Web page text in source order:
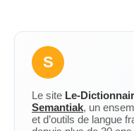
S
Le site Le-
Semantiak, un
et d’outils de langue